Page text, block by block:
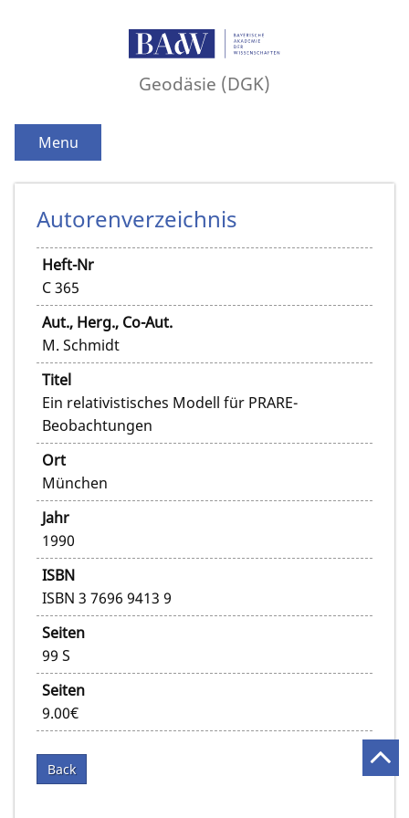
Geodäsie (DGK)
Menu
Autorenverzeichnis
Heft-Nr
C 365
Aut., Herg., Co-Aut.
M. Schmidt
Titel
Ein relativistisches Modell für PRARE-
Beobachtungen
Ort
München
Jahr
1990
ISBN
ISBN 3 7696 9413 9
Seiten
99 S
Seiten
9.00€
Back